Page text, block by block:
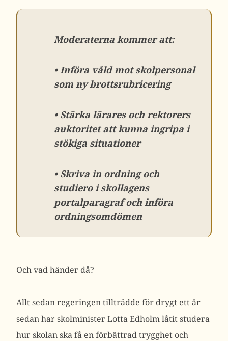
Moderaterna kommer att:
• Införa våld mot skolpersonal
som ny brottsrubricering
• Stärka lärares och rektorers
auktoritet att kunna ingripa i
stökiga situationer
• Skriva in ordning och
studiero i skollagens
portalparagraf och införa
ordningsomdömen
Och vad händer då?
Allt sedan regeringen tillträdde för drygt ett år
sedan har skolminister Lotta Edholm låtit studera
hur skolan ska få en förbättrad trygghet och